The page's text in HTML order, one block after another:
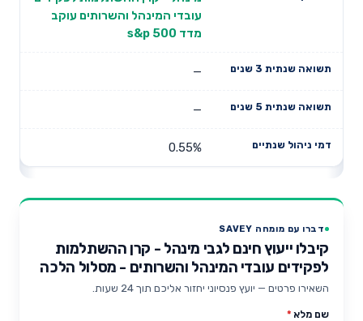
עובדי המינהל והשרותים עוקב
מדד s&p 500
—
—
0.55%
דברו עם מומחה SAVEY
קיבלו ייעוץ חינם לגבי מינהל - קרן ההשתלמות
לפקידים עובדי המינהל והשרותים - מסלול הלכה
השאירו פרטים — יועץ פנסיוני יחזור אליכם תוך 24 שעות.
שם מלא *